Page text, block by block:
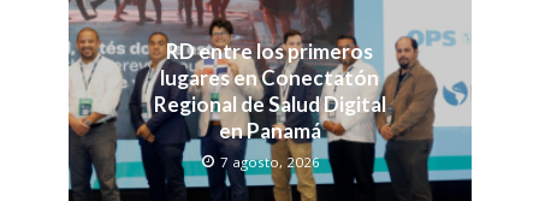
RD entre los primeros
lugares en Conectatón
Regional de Salud Digital
en Panamá
7 agosto, 2026